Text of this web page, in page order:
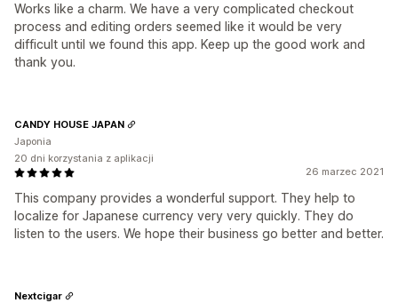
Works like a charm. We have a very complicated checkout
process and editing orders seemed like it would be very
difficult until we found this app. Keep up the good work and
thank you.
26 marzec 2021
This company provides a wonderful support. They help to
localize for Japanese currency very very quickly. They do
listen to the users. We hope their business go better and better.
CANDY HOUSE JAPAN
Japonia
20 dni korzystania z aplikacji
Nextcigar